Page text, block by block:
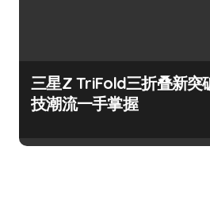
三星Z TriFold三折叠新突
技潮流一手掌握